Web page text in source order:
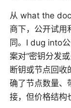
从 what the
商下，公开试用
同。I dug into
案对“密钥分发
断钥或节点回收
确了节点数量、
接，但价格结构